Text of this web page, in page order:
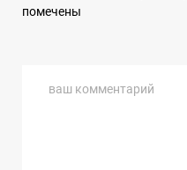
помечены
ваш комментарий